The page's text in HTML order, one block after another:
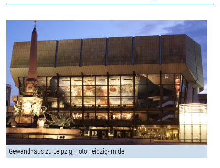
Gewandhaus zu Leipzig, Foto: leipzig-im.de